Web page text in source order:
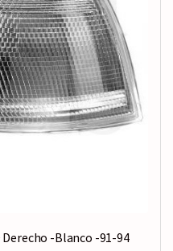
Derecho -Blanco -91-94